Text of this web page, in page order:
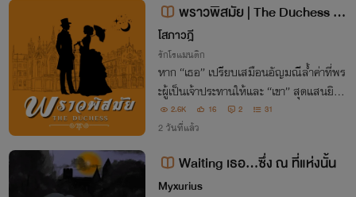
พราวพิสมัย | The Duchess [2
5+]
โสภาวฎี
รักโรแมนติก
หาก “เธอ” เปรียบเสมือนอัญมณีล้ำค่าที่พร
ะผู้เป็นเจ้าประทานให้และ “เขา” สุดแสนยินดี
รับประดับไว้แนบกายประหนึ่งเป็นน้ำทิพย์ชโ
ลมใจไปชั่วนิรันดร์
2.6K 16 2 31
2 วันที่แล้ว
Waiting เธอ...ซึ่ง ณ ที่แห่งนั้น
Myxurius